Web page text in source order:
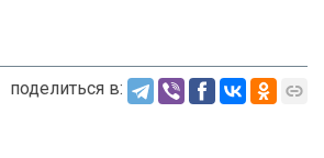
поделиться в: